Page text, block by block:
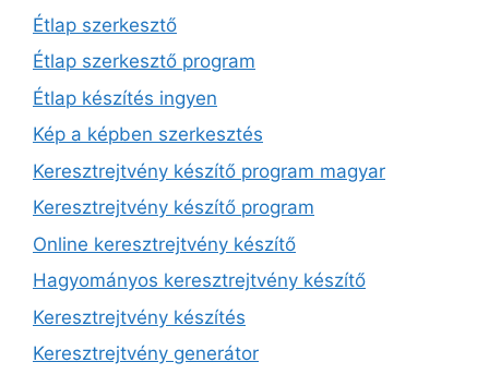
Étlap szerkesztő
Étlap szerkesztő program
Étlap készítés ingyen
Kép a képben szerkesztés
Keresztrejtvény készítő program magyar
Keresztrejtvény készítő program
Online keresztrejtvény készítő
Hagyományos keresztrejtvény készítő
Keresztrejtvény készítés
Keresztrejtvény generátor